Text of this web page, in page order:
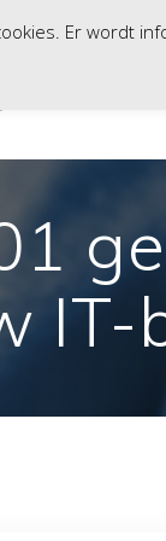
103, 2984AN,
IT-
Er wordt